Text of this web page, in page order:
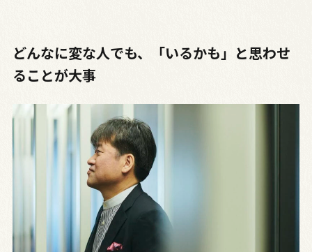
どんなに変な人でも、「いるかも」と思わせ
ることが大事